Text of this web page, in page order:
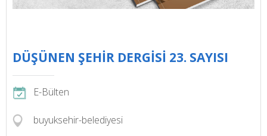
DÜŞÜNEN ŞEHİR DERGİSİ 23. SAYISI
E-Bülten
buyuksehir-belediyesi